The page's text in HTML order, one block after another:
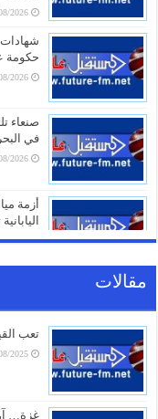
21:01
حكومة
20:31
صنعاء
في
20:01
أزمة
18:26
مقالات
تعب
21:48
غزة…